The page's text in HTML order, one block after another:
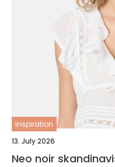
inspiration
13. July 2026
Neo noir skandinavisk mote med feminine